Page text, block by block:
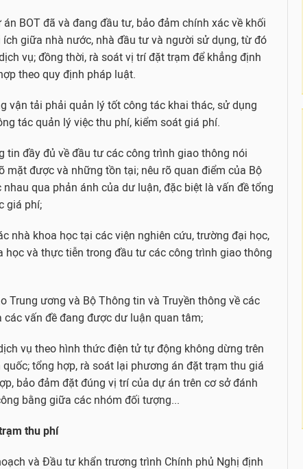
BOT đã và đang đầu tư, bảo đảm chính xác về khối
giữa nhà nước, nhà đầu tư và người sử dụng, từ đó
vụ; đồng thời, rà soát vị trí đặt trạm để khẳng định
theo quy định pháp luật.
vận tải phải quản lý tốt công tác khai thác, sử dụng
tác quản lý việc thu phí, kiểm soát giá phí.
tin đầy đủ về đầu tư các công trình giao thông nói
mặt được và những tồn tại; nêu rõ quan điểm của Bộ
qua phản ánh của dư luận, đặc biệt là vấn đề tổng
giá phí;
nhà khoa học tại các viện nghiên cứu, trường đại học,
học và thực tiễn trong đầu tư các công trình giao thông
Trung ương và Bộ Thông tin và Truyền thông về các
vấn đề đang được dư luận quan tâm;
vụ theo hình thức điện tử tự động không dừng trên
tổng hợp, rà soát lại phương án đặt trạm thu giá
bảo đảm đặt đúng vị trí của dự án trên cơ sở đánh
bằng giữa các nhóm đối tượng...
thu phí
và Đầu tư khẩn trương trình Chính phủ Nghị định